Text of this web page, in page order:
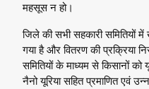
महसूस न हो।
जिले की सभी सहकारी समितियों
गया है और वितरण की प्रक्रिया
समितियों के माध्यम से किसानों को
नैनो यूरिया सहित प्रमाणित एवं